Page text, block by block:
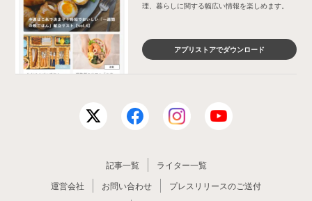
理、暮らしに関する幅広い情報を楽しめます。
アプリストアでダウンロード
記事一覧
ライター一覧
運営会社
お問い合わせ
プレスリリースのご送付